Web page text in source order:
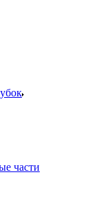
части